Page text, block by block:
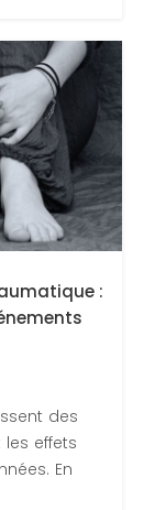
:
des
effets
En